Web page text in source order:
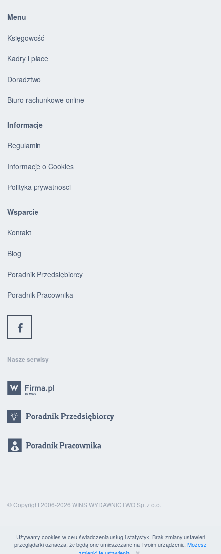
Menu
Księgowość
Kadry i płace
Doradztwo
Biuro rachunkowe online
Informacje
Regulamin
Informacje o Cookies
Polityka prywatności
Wsparcie
Kontakt
Blog
Poradnik Przedsiębiorcy
Poradnik Pracownika
Nasze serwisy
© Copyright 2006-2026 WINS WYDAWNICTWO Sp. z o.o.
Używamy cookies w celu świadczenia usług i statystyk. Brak zmiany ustawień
przeglądarki oznacza, że będą one umieszczane na Twoim urządzeniu. Możesz
zmienić te ustawienia.